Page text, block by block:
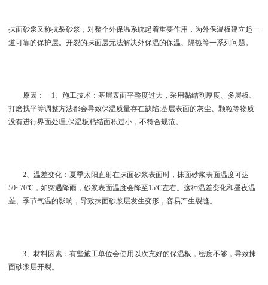
抹面砂浆又称抗裂砂浆，对整个外保温系统起着重要作用，为外保温板建立起一
道可靠的保护层。开裂的抹面层无法解决外保温的保温、隔热等一系列问题。
原因： 1、施工技术：基层表面平整度过大，采用黏结剂厚度、多层板、
打磨找平等调整方法都会导致保温质量存在缺陷;基层表面的灰尘、颗粒等物质
没有进行界面处理;保温板粘结面积过小，不符合规范。
2、温差变化：夏季太阳直射在抹面砂浆表面时，抹面砂浆表面温度可达
50~70℃，如突遇降雨，砂浆表面温度会降至15℃左右。这种温差变化和昼夜温
差、季节气温的影响，导致抹面砂浆层发生变形，容易产生裂缝。
3、材料因素：有些施工单位会使用以次充好的保温板，密度不够，导致抹
面砂浆层开裂。